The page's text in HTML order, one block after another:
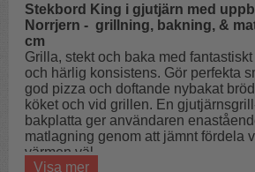
Stekbord King i gjutjärn med
Norrjern - grillning, bakning, &
cm
Grilla, stekt och baka med
och härlig konsistens. Gör perfekta
god pizza och doftande nybakat
köket och vid grillen. En
bakplatta ger användaren
matlagning genom att jämnt fördela
värmen väl.
Visa mer